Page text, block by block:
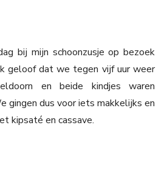
bij mijn schoonzusje op bezoek
geloof dat we tegen vijf uur weer
en beide kindjes waren
gingen dus voor iets makkelijks en
kipsaté en cassave.